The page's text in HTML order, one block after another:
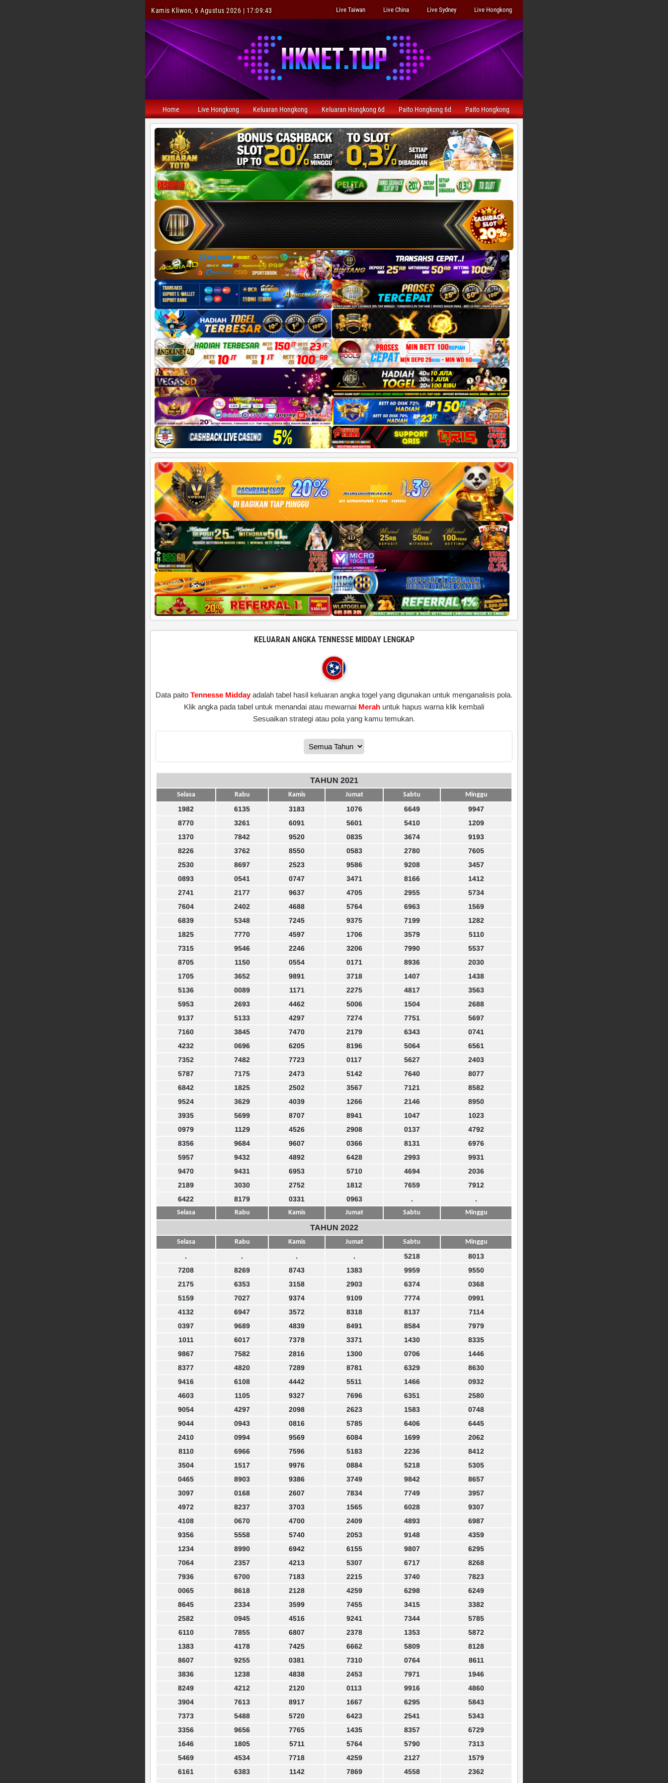
Kamis Kliwon, 6 Agustus 2026 | 17:09:44 Live Taiwan Live China Live Sydney Live Hongkong
Home Live Hongkong Keluaran Hongkong Keluaran Hongkong 6d Paito Hongkong 6d Paito Hongkong
KELUARAN ANGKA TENNESSE MIDDAY LENGKAP
Data paito Tennesse Middayadalah tabel hasil keluaran angka togel yang digunakan untuk menganalisis pola.
Klik angka pada tabel untuk menandai atau mewarnai Merah untuk hapus warna klik kembali
Sesuaikan strategi atau pola yang kamu temukan.
TAHUN 2021
Selasa Rabu Kamis Jumat Sabtu Minggu
1982 6135 3183 1076 6649
9947
8770
3261 6091 5601 5410
1209
1370
7842 9520 0835 3674
9193
8226
3762 8550 0583 2780
7605
2530
8697 2523 9586 9208
3457
0893
0541 0747 3471 8166
1412
2741
2177 9637 4705 2955
5734
7604
2402 4688 5764 6963
1569
6839
5348 7245 9375 7199
1282
1825
7770 4597 1706 3579
5110
7315
9546 2246 3206 7990
5537
8705
1150 0554 0171 8936
2030
1705
3652 9891 3718 1407
1438
5136
0089 1171 2275 4817
3563
5953
2693 4462 5006 1504
2688
9137
5133 4297 7274 7751
5697
7160
3845 7470 2179 6343
0741
4232
0696 6205 8196 5064
6561
7352
7482 7723 0117 5627
2403
5787
7175 2473 5142 7640
8077
6842
1825 2502 3567 7121
8582
9524
3629 4039 1266 2146
8950
3935
5699 8707 8941 1047
1023
0979
1129 4526 2908 0137
4792
8356
9684 9607 0366 8131
6976
5957
9432 4892 6428 2993
9931
9470
9431 6953 5710 4694
2036
2189
3030 2752 1812 7659
7912
6422
8179 0331 0963 . .
Selasa Rabu Kamis Jumat Sabtu Minggu
TAHUN 2022
Selasa Rabu Kamis Jumat Sabtu Minggu
. . . . 5218
8013
7208
8269 8743 1383 9959
9550
2175
6353 3158 2903 6374
0368
5159
7027 9374 9109 7774
0991
4132
6947 3572 8318 8137
7114
0397
9689 4839 8491 8584
7979
1011
6017 7378 3371 1430
8335
9867
7582 2816 1300 0706
1446
8377
4820 7289 8781 6329
8630
9416
6108 4442 5511 1466
0932
4603
1105 9327 7696 6351
2580
9054
4297 2098 2623 1583
0748
9044
0943 0816 5785 6406
6445
2410
0994 9569 6084 1699
2062
8110
6966 7596 5183 2236
8412
3504
1517 9976 0884 5218
5305
0465
8903 9386 3749 9842
8657
3097
0168 2607 7834 7749
3957
4972
8237 3703 1565 6028
9307
4108
0670 4700 2409 4893
6987
9356
5558 5740 2053 9148
4359
1234
8990 6942 6155 9807
6295
7064
2357 4213 5307 6717
8268
7936
6700 7183 2215 3740
7823
0065
8618 2128 4259 6298
6249
8645
2334 3599 7455 3415
3382
2582
0945 4516 9241 7344
5785
6110
7855 6807 2378 1353
5872
1383
4178 7425 6662 5809
8128
8607
9255 0381 7310 0764
8611
3836
1238 4838 2453 7971
1946
8249
4212 2120 0113 9916
4860
3904
7613 8917 1667 6295
5843
7373
5488 5720 6423 2541
5343
3356
9656 7765 1435 8357
6729
1646
1805 5711 5764 5790
7313
5469
4534 7718 4259 2127
1579
6161
6383 1142 7869 4558
2362